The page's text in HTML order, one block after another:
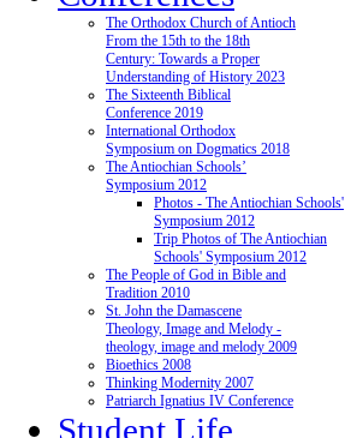
The Orthodox Church of Antioch
From the 15th to the 18th
Century: Towards a Proper
Understanding of History 2023
The Sixteenth Biblical
Conference 2019
International Orthodox
Symposium on Dogmatics 2018
The Antiochian Schools’
Symposium 2012
Photos - The Antiochian Schools'
Symposium 2012
Trip Photos of The Antiochian
Schools' Symposium 2012
The People of God in Bible and
Tradition 2010
St. John the Damascene
Theology, Image and Melody -
theology, image and melody 2009
Bioethics 2008
Thinking Modernity 2007
Patriarch Ignatius IV Conference
Student Life